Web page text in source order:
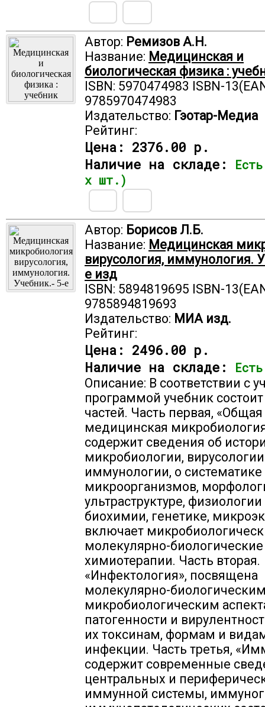
Автор: Ремизов А.Н.
Название: Медицинская и
биологическая физика :
ISBN: 5970474983 ISBN-
9785970474983
Издательство: Гэотар-Медиа
Рейтинг:
Цена: 2376.00 р.
Наличие на складе:
х шт.)
Автор: Борисов Л.Б.
Название: Медицинская
вирусология, иммунология.
е изд
ISBN: 5894819695 ISBN-
9785894819693
Издательство: МИА изд.
Рейтинг:
Цена: 2496.00 р.
Наличие на складе:
Описание: В соответствии с
программой учебник
частей. Часть первая, «Общая
медицинская
содержит сведения об
микробиологии,
иммунологии, о систематике
микроорганизмов,
ультраструктуре,
биохимии, генетике,
включает
молекулярно-
химиотерапии. Часть вторая.
«Инфектология», посвящена
молекулярно-
микробиологическим
патогенности и
их токсинам, формам и
инфекции. Часть третья,
содержит современные
центральных и
иммунной системы,